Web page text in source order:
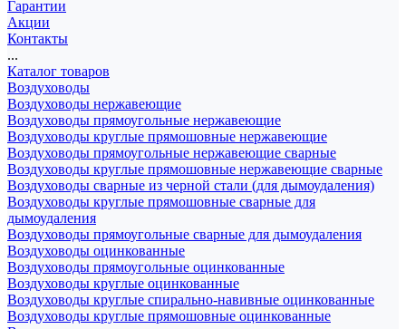
Гарантии
Акции
Контакты
...
Каталог товаров
Воздуховоды
Воздуховоды нержавеющие
Воздуховоды прямоугольные нержавеющие
Воздуховоды круглые прямошовные нержавеющие
Воздуховоды прямоугольные нержавеющие сварные
Воздуховоды круглые прямошовные нержавеющие сварные
Воздуховоды сварные из черной стали (для дымоудаления)
Воздуховоды круглые прямошовные сварные для
дымоудаления
Воздуховоды прямоугольные сварные для дымоудаления
Воздуховоды оцинкованные
Воздуховоды прямоугольные оцинкованные
Воздуховоды круглые оцинкованные
Воздуховоды круглые спирально-навивные оцинкованные
Воздуховоды круглые прямошовные оцинкованные